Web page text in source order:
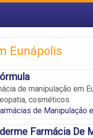
Eunápolis
de manipulação em
cosméticos.
de Manipulação
Farmácia De